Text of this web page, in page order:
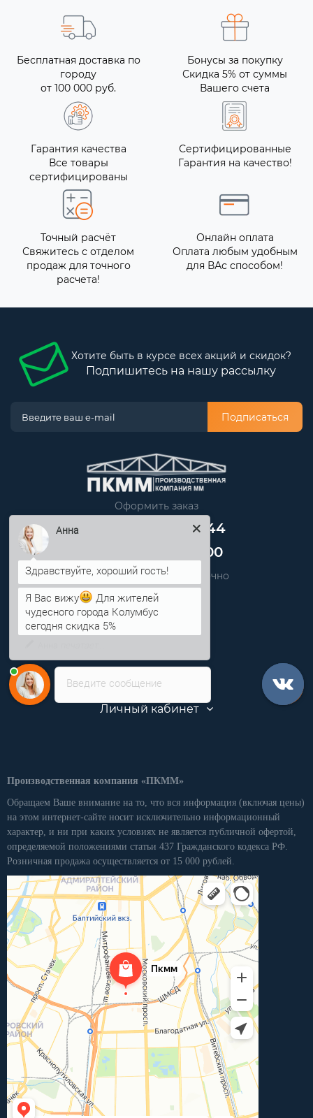
Бесплатная доставка по
городу
от 100 000 руб.
Бонусы за покупку
Скидка 5% от суммы
Вашего счета
Гарантия качества
Все товары
сертифицированы
Сертифицированные
Гарантия на качество!
Точный расчёт
Свяжитесь с отделом
продаж для точного
расчета!
Онлайн оплата
Оплата любым удобным
для ВАс способом!
Хотите быть в курсе всех акций и скидок?
Подпишитесь на нашу рассылку
Подписаться
Оформить заказ
+7 (499) 705-80-44
+7 (812) 389-48-00
Звоните нам круглосуточно
info@pkmm.ru
Категории
Личный кабинет
Производственная компания «ПКММ»
Обращаем Ваше внимание на то, что вся информация (включая цены)
на этом интернет-сайте носит исключительно информационный
характер, и ни при каких условиях не является публичной офертой,
определяемой положениями статьи 437 Гражданского кодекса РФ.
Розничная продажа осуществляется от 15 000 рублей.
Введите сообщение
Здравствуйте, хороший гость!
Я Вас вижу
Для жителей
чудесного города Колумбус
сегодня скидка 5%